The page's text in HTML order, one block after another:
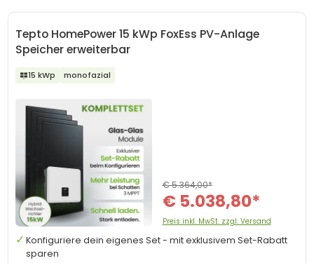
Tepto HomePower 15 kWp FoxEss PV-Anlage
Speicher erweiterbar
15 kWp monofazial
€ 5.038,80*
€ 5.364,00*
Preis inkl. MwSt. zzgl. Versand
Konfiguriere dein eigenes Set - mit exklusivem Set-Rabatt
sparen